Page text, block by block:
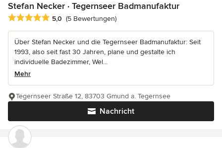
Stefan Necker · Tegernseer Badmanufaktur
Durchschnittliche Bewertung: 5 von 5 Sternen
5,0 (5 Bewertungen)
Über Stefan Necker und die Tegernseer Badmanufaktur: Seit
1993, also seit fast 30 Jahren, plane und gestalte ich
individuelle Badezimmer, Wel...
Mehr
Nachricht
Tegernseer Straße 12, 83703 Gmund a. Tegernsee